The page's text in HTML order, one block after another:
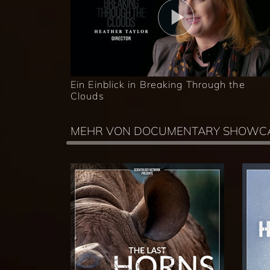
Ein Einblick in Breaking Through the
Clouds
MEHR VON DOCUMENTARY